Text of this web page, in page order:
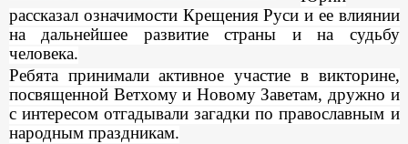
рассказал означимости Крещения Руси и ее влиянии
на дальнейшее развитие страны и на судьбу
человека.
Ребята принимали активное участие в викторине,
посвященной Ветхому и Новому Заветам, дружно и
с интересом отгадывали загадки по православным и
народным праздникам.